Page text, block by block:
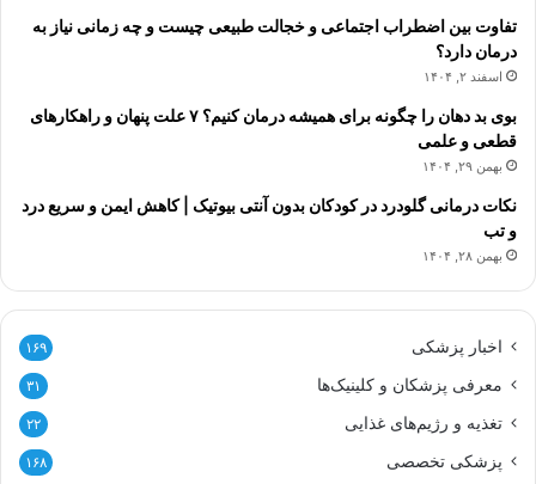
تفاوت بین اضطراب اجتماعی و خجالت طبیعی چیست و چه زمانی نیاز به
درمان دارد؟
اسفند ۲, ۱۴۰۴
بوی بد دهان را چگونه برای همیشه درمان کنیم؟ ۷ علت پنهان و راهکارهای
قطعی و علمی
بهمن ۲۹, ۱۴۰۴
نکات درمانی گلودرد در کودکان بدون آنتی بیوتیک | کاهش ایمن و سریع درد
و تب
بهمن ۲۸, ۱۴۰۴
اخبار پزشکی ۱۶۹
معرفی پزشکان و کلینیک‌ها ۳۱
تغذیه و رژیم‌های غذایی ۲۲
پزشکی تخصصی ۱۶۸